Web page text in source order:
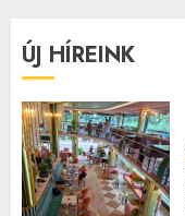
ÚJ HÍREINK